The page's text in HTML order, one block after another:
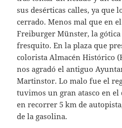
sus desérticas calles, ya que
cerrado. Menos mal que en
Freiburger Münster, la gótica
fresquito. En la plaza que
colorista Almacén Histórico
nos agradó el antiguo
Martinstor. Lo malo fue el
tuvimos un gran atasco en
en recorrer 5 km de
de la gasolina.